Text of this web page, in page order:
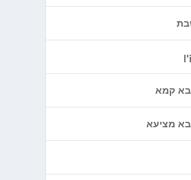
קמא
מציעא